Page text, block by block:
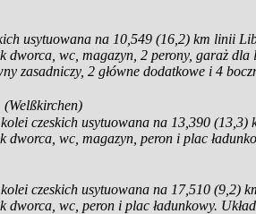
usytuowana na 10,549 (16,2) km linii
dworca, wc, magazyn, 2 perony, garaż
zasadniczy, 2 główne dodatkowe i 4
(Welßkirchen)
czeskich usytuowana na 13,390
dworca, wc, magazyn, peron i plac
czeskich usytuowana na 17,510 (9,2)
dworca, wc, peron i plac ładunkowy.